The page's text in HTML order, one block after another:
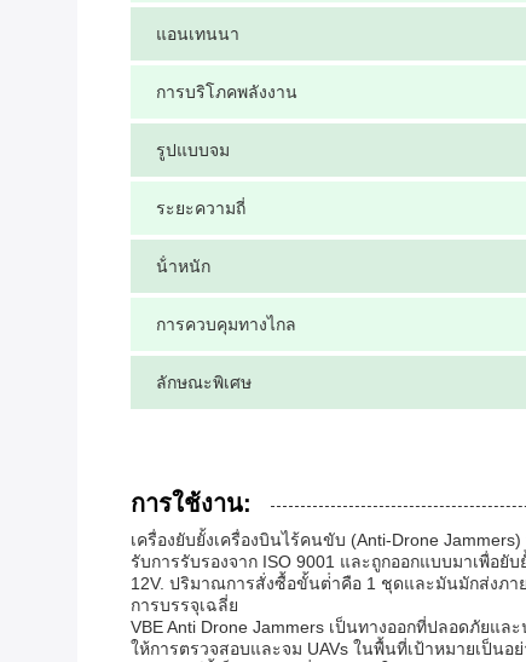
แอนเทนนา
การบริโภคพลังงาน
รูปแบบจม
ระยะความถี่
น้ําหนัก
การควบคุมทางไกล
ลักษณะพิเศษ
การใช้งาน:
เครื่องยับยั้งเครื่องบินไร้คนขับ (Anti-Drone
รับการรับรองจาก ISO 9001 และถูกออกแบบมาเพื่อ
12V. ปริมาณการสั่งซื้อขั้นต่ําคือ 1 ชุดและมันมักส่งภา
การบรรจุเฉลี่ย
VBE Anti Drone Jammers เป็นทางออกที่ปลอดภัยแ
ให้การตรวจสอบและจม UAVs ในพื้นที่เป้าหมายเป็น